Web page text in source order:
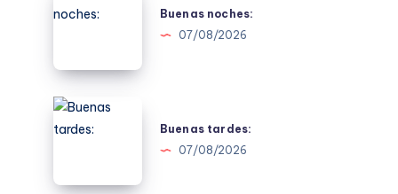
noches:
Buenas noches:
07/08/2026
Buenas
tardes:
Buenas tardes:
07/08/2026